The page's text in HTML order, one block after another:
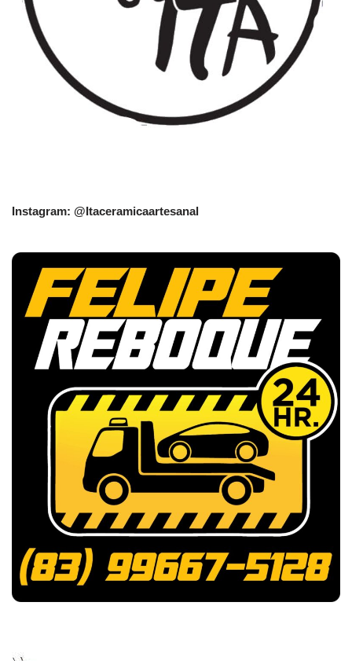
Instagram: @Itaceramicaartesanal